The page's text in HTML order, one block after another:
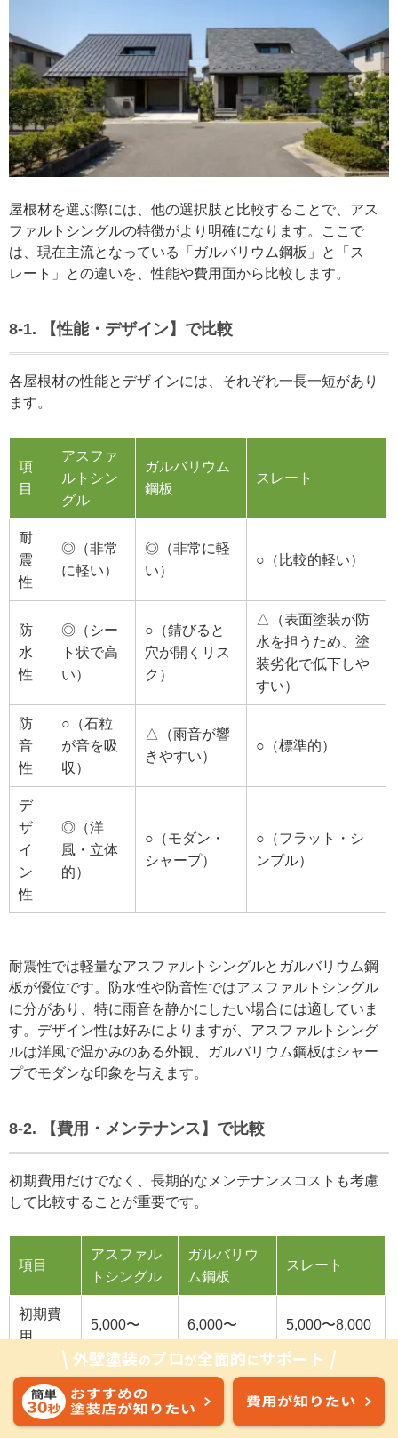
屋根材を選ぶ際には、他の選択肢と比較することで、アス
ファルトシングルの特徴がより明確になります。ここで
は、現在主流となっている「ガルバリウム鋼板」と「ス
レート」との違いを、性能や費用面から比較します。
8-1. 【性能・デザイン】で比較
各屋根材の性能とデザインには、それぞれ一長一短があり
ます。
項
目
アスファ
ルトシン
グル
ガルバリウム
鋼板
スレート
耐
震
性
◎（非常
に軽い）
◎（非常に軽
い）
○（比較的軽い）
防
水
性
◎（シー
ト状で高
い）
○（錆びると
穴が開くリス
ク）
△（表面塗装が防
水を担うため、塗
装劣化で低下しや
すい）
防
音
性
○（石粒
が音を吸
収）
△（雨音が響
きやすい）
○（標準的）
デ
ザ
イ
ン
性
◎（洋
風・立体
的）
○（モダン・
シャープ）
○（フラット・シ
ンプル）
耐震性では軽量なアスファルトシングルとガルバリウム鋼
板が優位です。防水性や防音性ではアスファルトシングル
に分があり、特に雨音を静かにしたい場合には適していま
す。デザイン性は好みによりますが、アスファルトシング
ルは洋風で温かみのある外観、ガルバリウム鋼板はシャー
プでモダンな印象を与えます。
8-2. 【費用・メンテナンス】で比較
初期費用だけでなく、長期的なメンテナンスコストも考慮
して比較することが重要です。
項目
アスファル
トシングル
ガルバリウ
ム鋼板
スレート
初期費
用
（m²）
5,000〜
6,000〜
15,000円
5,000〜8,000
円
耐用年
数
20〜30年 25〜35年 20〜30年
外壁塗装のプロが全面的にサポート